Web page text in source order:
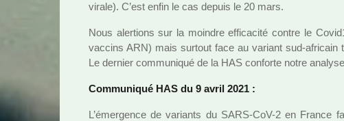
virale). C’est enfin le cas depuis le 20 mars.
Nous aler­tions sur la moin­dre effi­ca­cité contre le
vac­cins ARN) mais sur­tout face au variant sud-afri­cain
Le der­nier com­mu­ni­qué de la HAS conforte notre
Communiqué HAS du 9 avril 2021 :
L’émergence de variants du SARS-CoV-2 en France